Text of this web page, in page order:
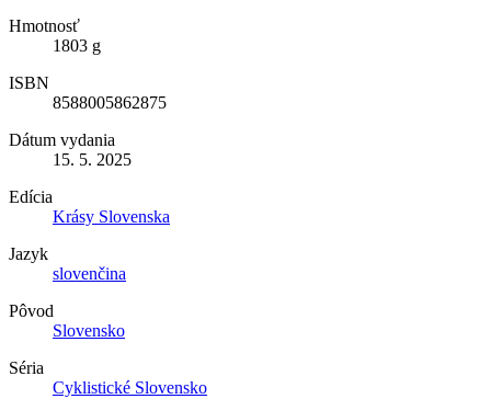
Hmotnosť
1803 g
ISBN
8588005862875
Dátum vydania
15. 5. 2025
Edícia
Krásy Slovenska
Jazyk
slovenčina
Pôvod
Slovensko
Séria
Cyklistické Slovensko